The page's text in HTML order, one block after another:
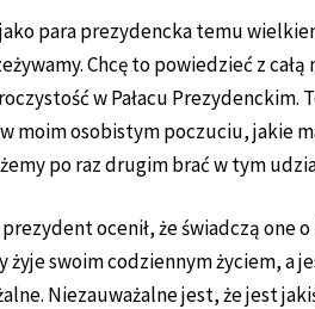
para prezydencka temu
Chcę to powiedzieć z
w Pałacu Prezydenckim.
moim osobistym poczuciu, jakie
po raz drugim brać w tym
ocenił, że świadczą one o
swoim codziennym życiem, a
Niezauważalne jest, że jest